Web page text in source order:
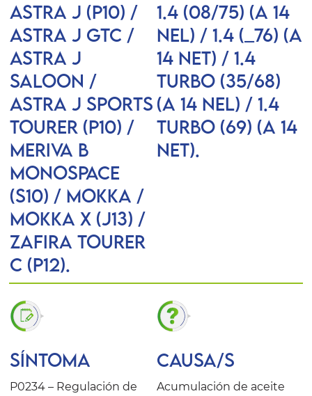
ASTRA J (P10) /
ASTRA J GTC /
ASTRA J
Saloon /
ASTRA J Sports
Tourer (P10) /
MERIVA B
Monospace
(S10) / MOKKA /
MOKKA X (J13) /
ZAFIRA TOURER
C (P12).
1.4 (08/75) (A 14
NEL) / 1.4 (_76) (A
14 NET) / 1.4
Turbo (35/68)
(A 14 NEL) / 1.4
Turbo (69) (A 14
NET).
SÍNTOMA CAUSA/S
P0234 – Regulación de
Acumulación de aceite